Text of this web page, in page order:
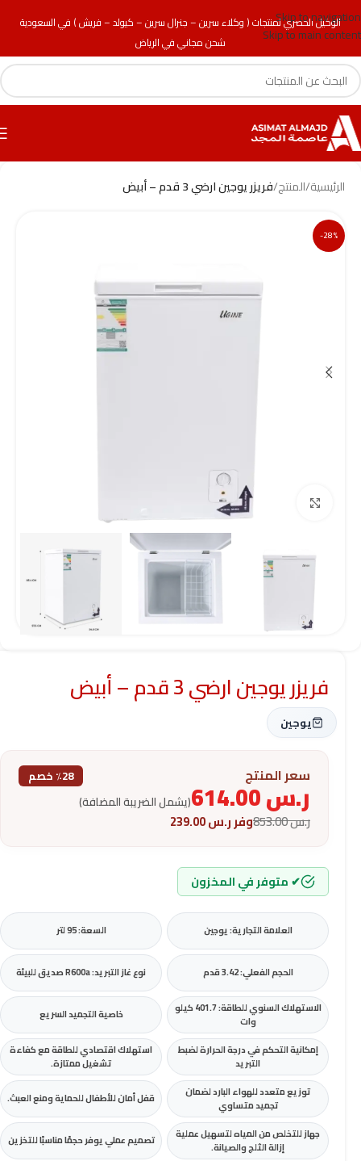
الوكيل الحصري لمنتجات ( وكلاء سرين – جنرال سرين – كيولد – فريش ) في السعودية
شحن مجاني في الرياض
Skip to navigation
Skip to main content
الرئيسية/المنتج/فريزر يوجين ارضي 3 قدم – أبيض
-28%
Click to enlarge
فريزر يوجين ارضي 3 قدم – أبيض
يوجين
سعر المنتج ٪28 خصم
ر.س (يشمل الضريبة المضافة)
ر.س853.00 وفرر.س
✔ متوفر في المخزون
العلامة التجارية: يوجين السعة: 95 لتر
الحجم الفعلي: 3.42 قدم نوع غاز التبريد: R600a صديق للبيئة
الاستهلاك السنوي للطاقة: 401.7 كيلو
وات
خاصية التجميد السريع
إمكانية التحكم في درجة الحرارة لضبط
التبريد
استهلاك اقتصادي للطاقة مع كفاءة
تشغيل ممتازة.
توزيع متعدد للهواء البارد لضمان
تجميد متساوي
قفل أمان للأطفال للحماية ومنع العبث.
جهاز للتخلص من المياه لتسهيل عملية
إزالة الثلج والصيانة.
تصميم عملي يوفر حجمًا مناسبًا للتخزين